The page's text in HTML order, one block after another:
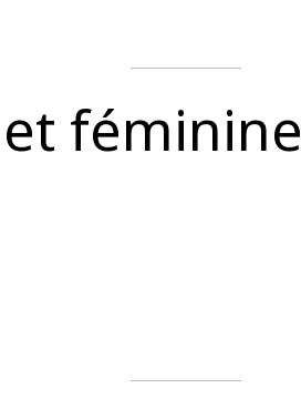
féminine